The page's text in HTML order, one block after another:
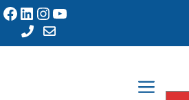
Facebook LinkedIn Instagram YouTube